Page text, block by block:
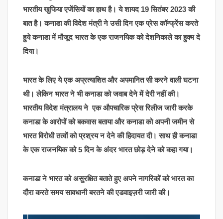
भारतीय खुफिया एजेंसियों का हाथ है। ये शायद 19 सितंबर 2023 की
बात है। कनाडा की विदेश मंत्री ने उसी दिन एक प्रेस कॉन्फ्रेंस करते
हुये कनाडा में मौजूद भारत के एक राजनयिक को देशनिकाले का हुक्म दे
दिया।
भारत के लिए ये एक अप्रत्याशित और अपमानित सी करने वाली घटना
थी। लेकिन भारत ने भी कनाडा को जवाब देने में देरी नहीं की।
भारतीय विदेश मंत्रालय ने एक औपचारिक प्रेस रिलीज जारी करके
कनाडा के आरोपों को बकवास बताया और कनाडा को अपनी जमीन से
भारत विरोधी तत्वों को प्रश्रय न देने की हिदायत दी। साथ ही कनाडा
के एक राजनयिक को 5 दिन के अंदर भारत छोड़ देने को कहा गया।
कनाडा ने भारत को असुरक्षित बताते हुए अपने नागरिकों को भारत का
दौरा करते समय सावधानी बरतने की एडवाइज़री जारी की।